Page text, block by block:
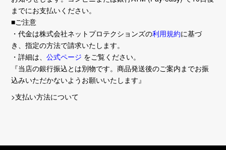
までにお支払いください。
■ご注意
・代金は株式会社ネットプロテクションズの利用規約に基づ
き、指定の方法で請求いたします。
・詳細は、公式ページ をご覧ください。
『当店の銀行振込とは別物です。商品発送後のご案内までお振
込みいただかないようお願いいたします』
>支払い方法について